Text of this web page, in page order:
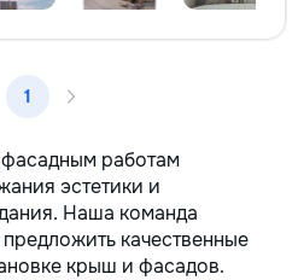
1
работам
эстетики и
Наша команда
качественные
крыш и фасадов.